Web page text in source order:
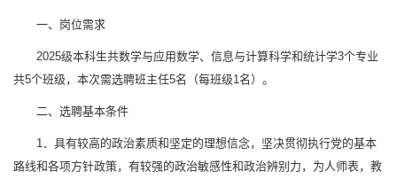
一、岗位需求
2025级本科生共数学与应用数学、信息与计算科学和统计学3个专业
共5个班级，本次需选聘班主任5名（每班级1名）。
二、选聘基本条件
1．具有较高的政治素质和坚定的理想信念，坚决贯彻执行党的基本
路线和各项方针政策，有较强的政治敏感性和政治辨别力，为人师表，教